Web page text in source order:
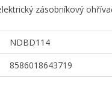
zásobníkový
NDBD114
8586018643719